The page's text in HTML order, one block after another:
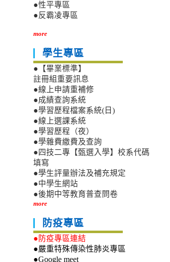
●性平專區
●反霸凌專區
more
學生專區
●【畢業標準】
註冊組重要訊息
●線上申請重補修
●成績查詢系統
●學習歷程檔案系統(日)
●線上選課系統
●學習歷程（夜）
●學雜費繳費及查詢
●四技二專【甄選入學】校系代碼
填寫
●學生評量辦法及補充規定
●中學生網站
●後期中等教育普查問卷
more
防疫專區
●防疫專區連結
●嚴重特殊傳染性肺炎專區
●Google meet